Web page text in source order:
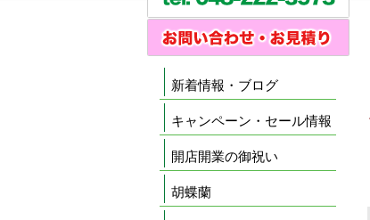
新着情報・ブログ
キャンペーン・セール情報
開店開業の御祝い
胡蝶蘭